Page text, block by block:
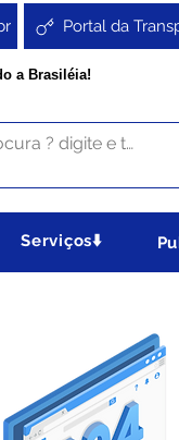
Portal da
a Brasiléia!
Serviços⬇️